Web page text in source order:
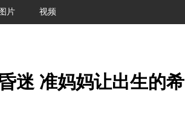
图片 视频
迷 准妈妈让出生的希